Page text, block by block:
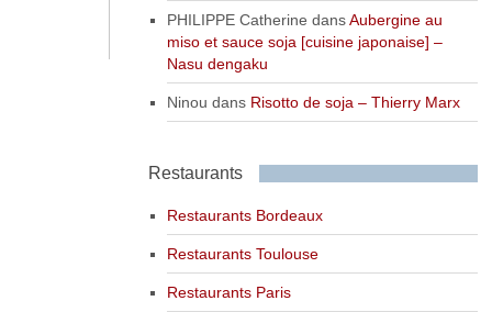
PHILIPPE Catherine dansAubergine au
miso et sauce soja [cuisine japonaise] –
Nasu dengaku
Ninou dans Risotto de soja – Thierry Marx
Restaurants
Restaurants Bordeaux
Restaurants Toulouse
Restaurants Paris